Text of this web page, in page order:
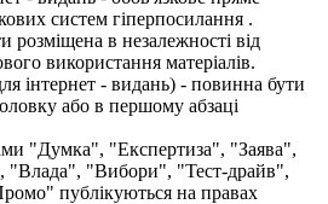
систем гіперпосилання .
розміщена в незалежності від
використання матеріалів.
інтернет - видань) - повинна бути
або в першому абзаці
"Думка", "Експертиза", "Заява",
"Влада", "Вибори", "Тест-драйв",
публікуються на правах